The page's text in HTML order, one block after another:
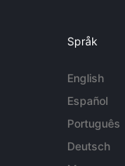
Språk
English
Español
Português
Deutsch